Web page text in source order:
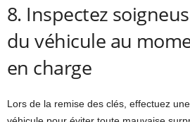
8. Inspectez
du véhicule au
en charge
Lors de la remise des clés, effectuez